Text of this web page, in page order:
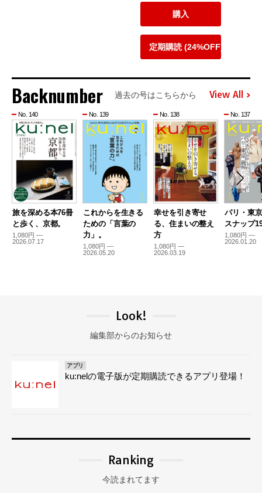
購入
定期購読 (24%OFF)
Backnumber 過去の号はこちらから View All
No. 140
旅を深める本76冊
と歩く、京都。
1,080円 —
2026.07.17
No. 139
これからを生きる
ための「言葉の
力」。
1,080円 —
2026.05.20
No. 138
幸せを引き寄せ
る、住まいの整え
方
1,080円 —
2026.03.19
No. 137
パリ・東
スナップ
1,080円 —
2026.01.20
Look!
編集部からのお知らせ
アプリ
ku:nelの電子版が定期購読できるアプリ登場！
Ranking
今読まれてます